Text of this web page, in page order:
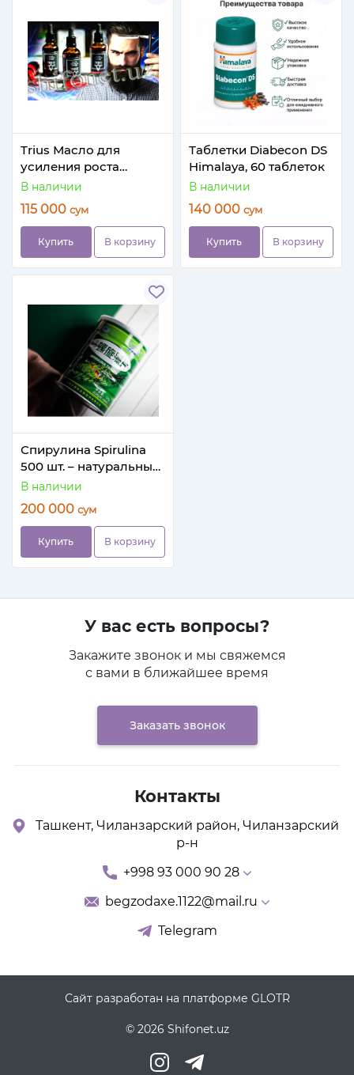
Trius Масло для
усиления роста
бороды
В наличии
115 000 сум
Купить В корзину
Таблетки Diabecon DS
Himalaya, 60 таблеток
В наличии
140 000 сум
Купить В корзину
Спирулина Spirulina
500 шт. – натуральный
продукт с
антиоксидантами и
аминокислотами
В наличии
200 000 сум
Купить В корзину
У вас есть вопросы?
Закажите звонок и мы свяжемся
с вами в ближайшее время
Заказать звонок
Контакты
Ташкент, Чиланзарский район, Чиланзарский
р-н
+998 93 000 90 28
begzodaxe.1122@mail.ru
Telegram
Сайт разработан на платформе GLOTR
© 2026 Shifonet.uz